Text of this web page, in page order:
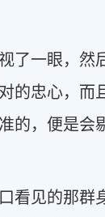
了一眼，然
的忠心，
的，便是
看见的那群